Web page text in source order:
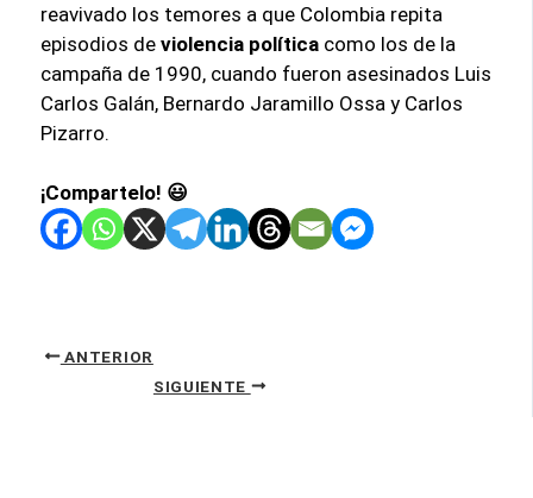
reavivado los temores a que Colombia repita
episodios de violencia política como los de la
campaña de 1990, cuando fueron asesinados Luis
Carlos Galán, Bernardo Jaramillo Ossa y Carlos
Pizarro.
¡Compartelo! 😃
ANTERIOR
SIGUIENTE